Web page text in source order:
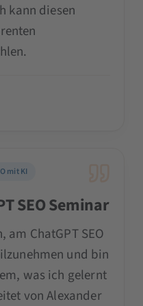
kann diesen
mit KI
SEO Seminar
am ChatGPT SEO
und bin
was ich gelernt
von Alexander